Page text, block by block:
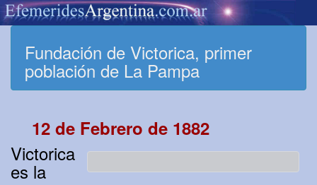
Fundación de Victorica, primer
población de La Pampa
12 de Febrero de 1882
Victorica
es la